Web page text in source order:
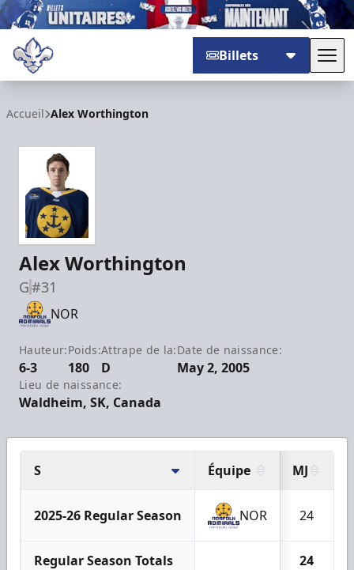
Billets
Accueil Alex Worthington
Alex Worthington
G#31
NOR
Hauteur:
6-3
Poids:
180
Attrape de la:
D
Date de naissance:
May 2, 2005
Lieu de naissance:
Waldheim, SK, Canada
S Équipe MJ
2025-26 Regular Season NOR 24
Regular Season Totals 24